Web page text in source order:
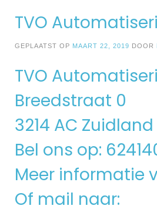
TVO
GEPLAATST OP MAART 22, 2019 DOOR
TVO
Breedstraat 0
3214 AC Zuidland
Bel ons op:
Meer informatie
Of mail naar: